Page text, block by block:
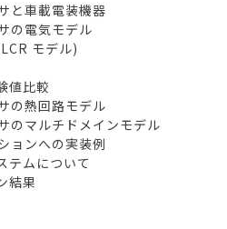
車載電装機器
の電気モデル
モデル)
比較
熱回路モデル
マルチドメインモデル
ンへの実装例
ムについて
果